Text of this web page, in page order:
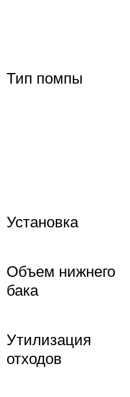
Тип помпы
Установка
Объем нижнего
бака
Утилизация
отходов